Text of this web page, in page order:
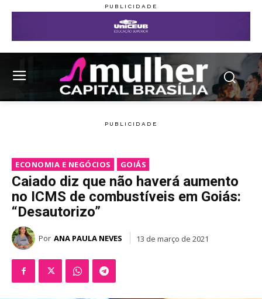
ECONOMIA E NEGÓCIOS GOIÁS
Caiado diz que não haverá aumento
no ICMS de combustíveis em Goiás:
“Desautorizo”
Por ANA PAULA NEVES 13 de março de 2021